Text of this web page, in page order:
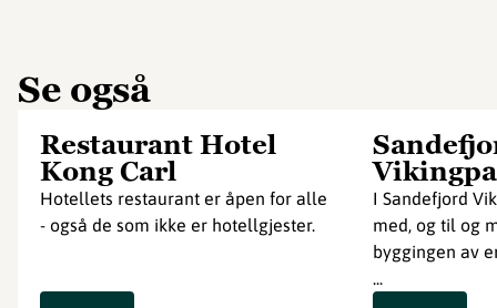
Se også
Restaurant Hotel
Kong Carl
Hotellets restaurant er åpen for alle
- også de som ikke er hotellgjester.
I Sandefjord
med, og til og
byggingen av
...